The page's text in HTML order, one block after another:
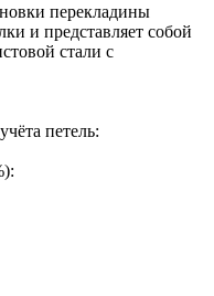
перекладины
и представляет собой
стали с
петель: